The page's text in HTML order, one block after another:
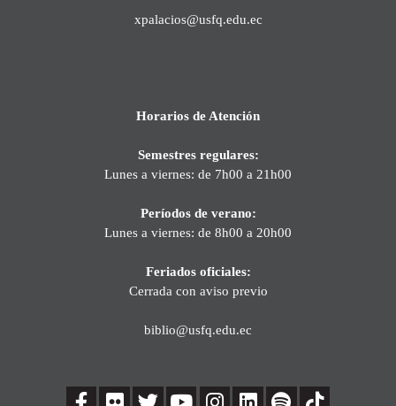
xpalacios@usfq.edu.ec
Horarios de Atención
Semestres regulares:
Lunes a viernes: de 7h00 a 21h00
Períodos de verano:
Lunes a viernes: de 8h00 a 20h00
Feriados oficiales:
Cerrada con aviso previo
biblio@usfq.edu.ec